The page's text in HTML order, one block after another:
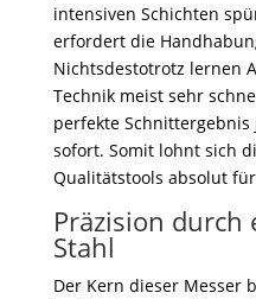
intensiven Schichten
erfordert die
Nichtsdestotrotz lernen
Technik meist sehr
perfekte
sofort. Somit lohnt sich
Qualitätstools absolut
Präzision durch
Stahl
Der Kern dieser Messer